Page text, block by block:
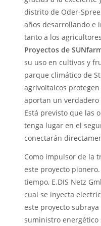
distrito de Oder-
años desarrollando e
tanto a los
Proyectos de
su uso en cultivos y
parque climático de
agrivoltaicos
aportan un verdadero
Está previsto que las
tenga lugar en el
conectarán
Como impulsor de la
este proyecto
tiempo, E.DIS Netz
cual se inyecta
este proyecto
suministro energético